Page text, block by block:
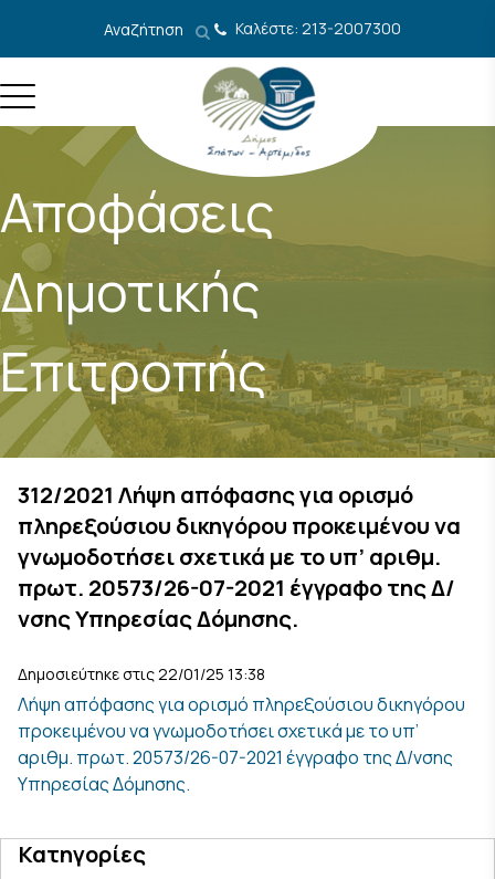
Αναζήτηση Καλέστε: 213-2007300
Αποφάσεις
Δημοτικής
Επιτροπής
312/2021 Λήψη απόφασης για ορισμό
πληρεξούσιου δικηγόρου προκειμένου να
γνωμοδοτήσει σχετικά με το υπ’ αριθμ.
πρωτ. 20573/26-07-2021 έγγραφο της Δ/
νσης Υπηρεσίας Δόμησης.
Δημοσιεύτηκε στις 22/01/25 13:38
Λήψη απόφασης για ορισμό πληρεξούσιου δικηγόρου
προκειμένου να γνωμοδοτήσει σχετικά με το υπ’
αριθμ. πρωτ. 20573/26-07-2021 έγγραφο της Δ/νσης
Υπηρεσίας Δόμησης.
Κατηγορίες